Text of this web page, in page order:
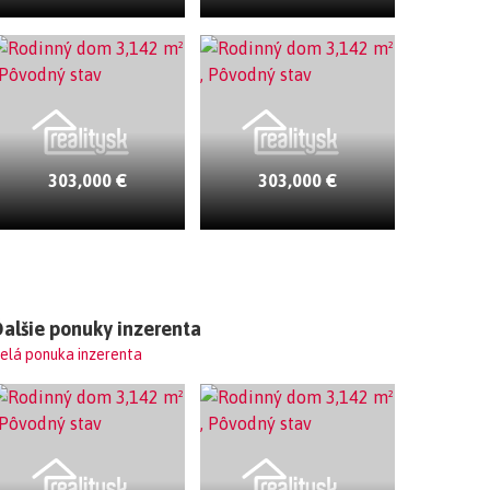
303,000 € 303,000 €
ponuky inzerenta
ponuka inzerenta